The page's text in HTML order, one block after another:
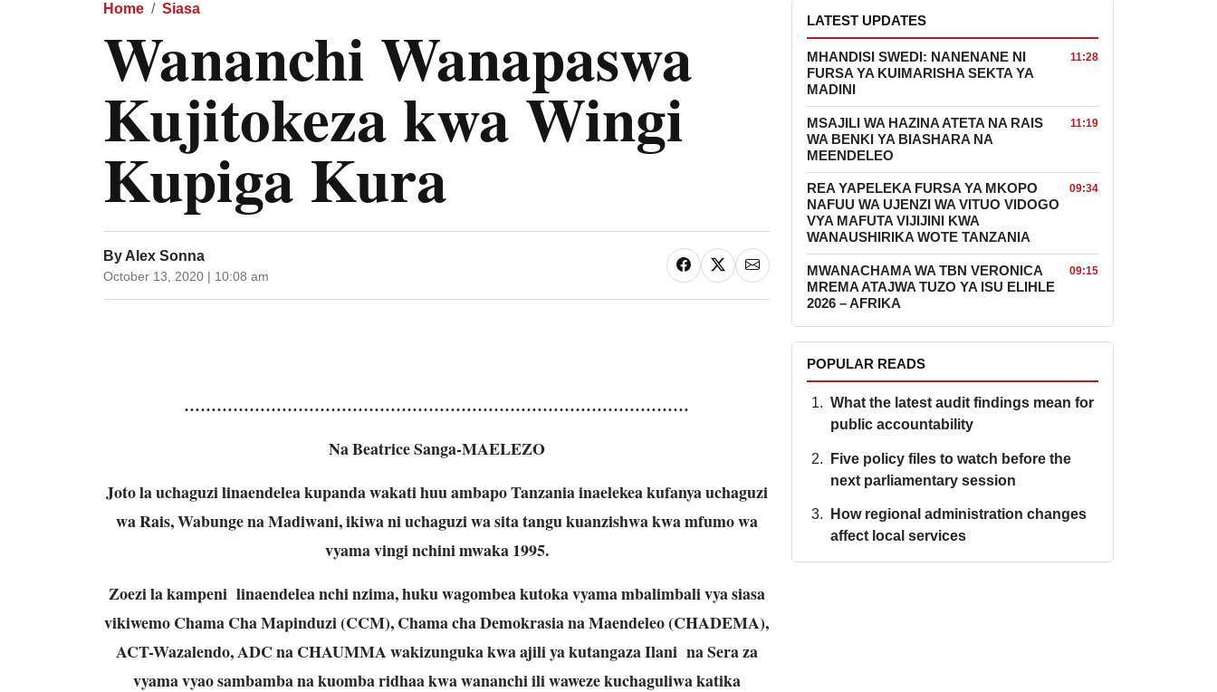
Home Siasa
Wananchi Wanapaswa
Kujitokeza kwa Wingi
Kupiga Kura
By Alex Sonna
October 13, 2020 | 10:08 am
…………………………………………………………………………………
Na Beatrice Sanga-MAELEZO
Joto la uchaguzi linaendelea kupanda wakati huu ambapo Tanzania inaelekea kufanya uchaguzi
wa Rais, Wabunge na Madiwani, ikiwa ni uchaguzi wa sita tangu kuanzishwa kwa mfumo wa
vyama vingi nchini mwaka 1995.
Zoezi la kampeni linaendelea nchi nzima, huku wagombea kutoka vyama mbalimbali vya siasa
vikiwemo Chama Cha Mapinduzi (CCM), Chama cha Demokrasia na Maendeleo (CHADEMA),
ACT-Wazalendo, ADC na CHAUMMA wakizunguka kwa ajili ya kutangaza Ilani na Sera za
vyama vyao sambamba na kuomba ridhaa kwa wananchi ili waweze kuchaguliwa katika
LATEST UPDATES
MHANDISI SWEDI: NANENANE NI
FURSA YA KUIMARISHA SEKTA YA
MADINI
11:28
MSAJILI WA HAZINA ATETA NA RAIS
WA BENKI YA BIASHARA NA
MEENDELEO
11:19
REA YAPELEKA FURSA YA MKOPO
NAFUU WA UJENZI WA VITUO VIDOGO
VYA MAFUTA VIJIJINI KWA
WANAUSHIRIKA WOTE TANZANIA
09:34
MWANACHAMA WA TBN VERONICA
MREMA ATAJWA TUZO YA ISU ELIHLE
2026 – AFRIKA
09:15
POPULAR READS
What the latest audit findings mean for
public accountability
Five policy files to watch before the
next parliamentary session
How regional administration changes
affect local services